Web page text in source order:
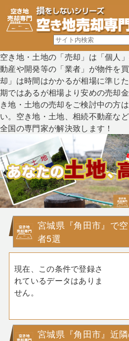
空き地・土地の「売却」は「個人
動産や開発等の「業者」が物件を
却」は時間はかかるが相場に準じ
期ではあるが相場より安めの売却
き地・土地の売却をご検討中の方
い。空き地・土地、相続不動産な
全国の専門家が解決致します！
宮城県『角田市』で
者5選
現在、この条件で登録さ
れているデータはありま
せん。
宮城県『角田市』近